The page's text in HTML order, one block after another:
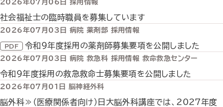
2026年07月06日 採用情報
社会福祉士の臨時職員を募集しています
2026年07月03日 病院 薬剤部 採用情報
令和９年度採用の薬剤師募集要項を公開しました
2026年07月03日 病院 救急科 採用情報 救命救急センター
令和９年度採用の救急救命士募集要項を公開しました
2026年07月01日 脳神経外科
脳外科≫（医療関係者向け）日大脳外科講座では、2027年度